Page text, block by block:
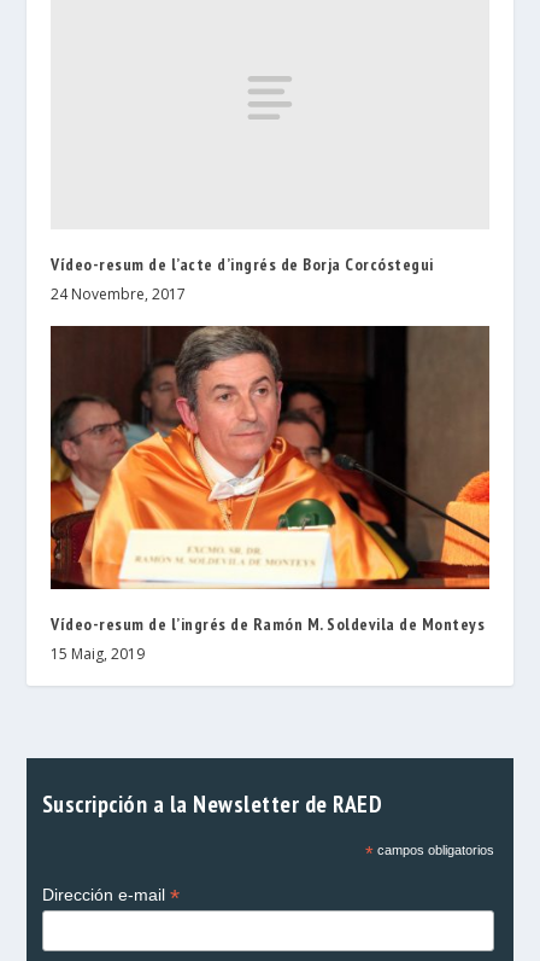
Vídeo-resum de l’acte d’ingrés de Borja Corcóstegui
24 Novembre, 2017
Vídeo-resum de l’ingrés de Ramón M. Soldevila de Monteys
15 Maig, 2019
Suscripción a la Newsletter de RAED
*campos obligatorios
Dirección e-mail *